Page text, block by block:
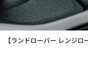
【ランドローバー レンジ